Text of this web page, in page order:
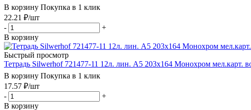
В корзину Покупка в 1 клик
22.21 ₽/шт
-
+
В корзину
Быстрый просмотр
Тетрадь Silwerhof 721477-11 12л. лин. A5 203х164 Монохром мел.карт.
В корзину Покупка в 1 клик
17.57 ₽/шт
-
+
В корзину